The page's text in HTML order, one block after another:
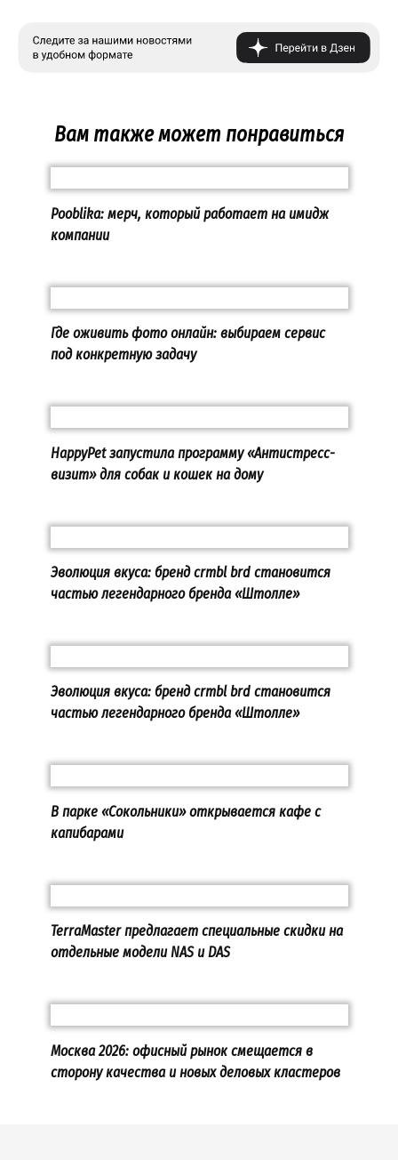
Вам также может понравиться
Pooblika: мерч, который работает на имидж
компании
Где оживить фото онлайн: выбираем сервис
под конкретную задачу
HappyPet запустила программу «Антистресс-
визит» для собак и кошек на дому
Эволюция вкуса: бренд crmbl brd становится
частью легендарного бренда «Штолле»
Эволюция вкуса: бренд crmbl brd становится
частью легендарного бренда «Штолле»
В парке «Сокольники» открывается кафе с
капибарами
TerraMaster предлагает специальные скидки на
отдельные модели NAS и DAS
Москва 2026: офисный рынок смещается в
сторону качества и новых деловых кластеров